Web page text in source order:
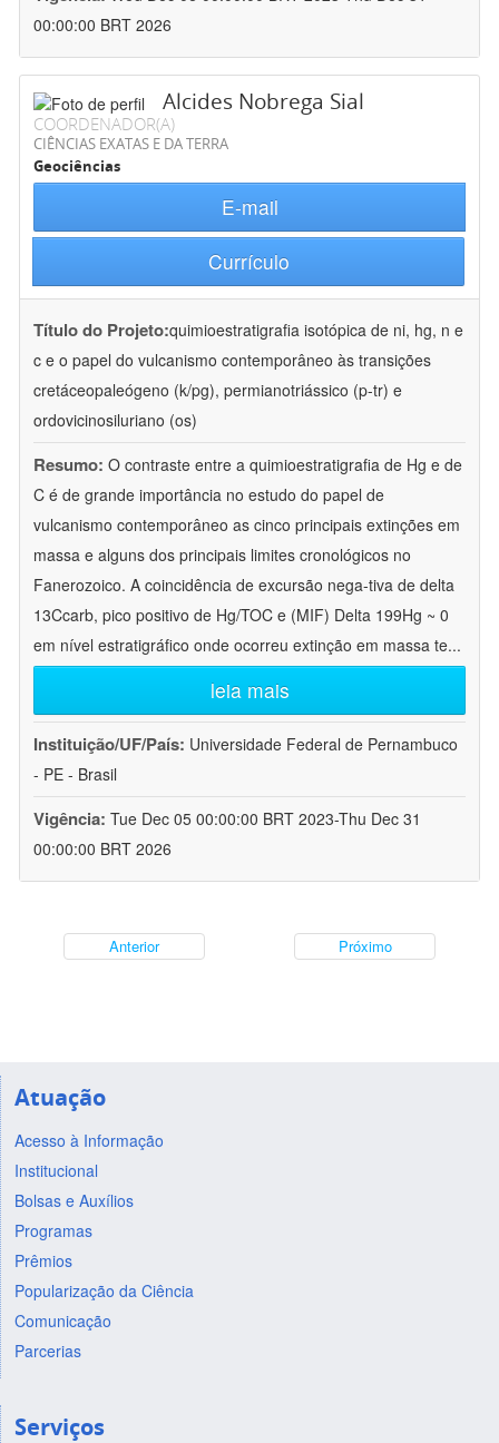
00:00:00 BRT 2026
Alcides Nobrega Sial
COORDENADOR(A)
CIÊNCIAS EXATAS E DA TERRA
Geociências
E-mail
Currículo
Título do Projeto:quimioestratigrafia isotópica de ni, hg, n e
c e o papel do vulcanismo contemporâneo às transições
cretáceopaleógeno (k/pg), permianotriássico (p-tr) e
ordovicinosiluriano (os)
Resumo: O contraste entre a quimioestratigrafia de Hg e de
C é de grande importância no estudo do papel de
vulcanismo contemporâneo as cinco principais extinções em
massa e alguns dos principais limites cronológicos no
Fanerozoico. A coincidência de excursão nega-tiva de delta
13Ccarb, pico positivo de Hg/TOC e (MIF) Delta 199Hg ~ 0
em nível estratigráfico onde ocorreu extinção em massa te...
leia mais
Instituição/UF/País: Universidade Federal de Pernambuco
- PE - Brasil
Vigência: Tue Dec 05 00:00:00 BRT 2023-Thu Dec 31
00:00:00 BRT 2026
Anterior Próximo
Atuação
Acesso à Informação
Institucional
Bolsas e Auxílios
Programas
Prêmios
Popularização da Ciência
Comunicação
Parcerias
Serviços